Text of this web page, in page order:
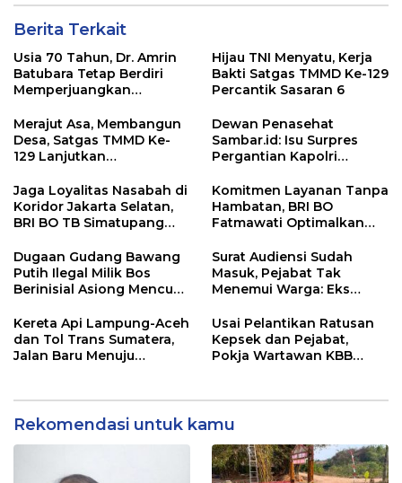
Berita Terkait
Usia 70 Tahun, Dr. Amrin
Batubara Tetap Berdiri
Memperjuangkan
Hijau TNI Menyatu, Kerja
Bakti Satgas TMMD Ke-129
Percantik Sasaran 6
Merajut Asa, Membangun
Desa, Satgas TMMD Ke-
129 Lanjutkan
Dewan Penasehat
Sambar.id: Isu Surpres
Pergantian Kapolri
Kewenangan Mutlak di
Tangan Presiden
Jaga Loyalitas Nasabah di
Koridor Jakarta Selatan,
BRI BO TB Simatupang
Komitmen Layanan Tanpa
Hambatan, BRI BO
Fatmawati Optimalkan
Setiap Lini
Dugaan Gudang Bawang
Putih Ilegal Milik Bos
Berinisial Asiong Mencuat,
Didesak Bertindak
Surat Audiensi Sudah
Masuk, Pejabat Tak
Menemui Warga: Eks
Pelayanan Dinas
Transmigrasi Luwu Timur
Kereta Api Lampung-Aceh
dan Tol Trans Sumatera,
Jalan Baru Menuju
Usai Pelantikan Ratusan
Kepsek dan Pejabat,
Pokja Wartawan KBB
Rekomendasi untuk kamu